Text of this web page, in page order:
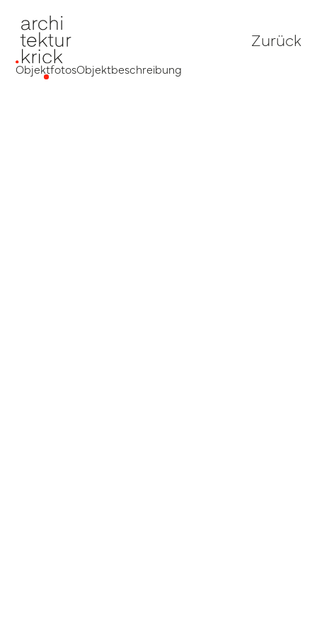
Zurück
ObjektfotosObjektbeschreibung